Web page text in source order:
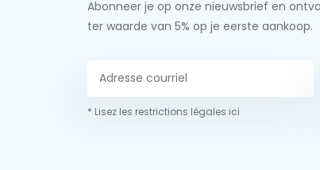
Abonneer je op onze nieuwsbrief en
ter waarde van 5% op je eerste aankoop.
* Lisez les restrictions légales ici